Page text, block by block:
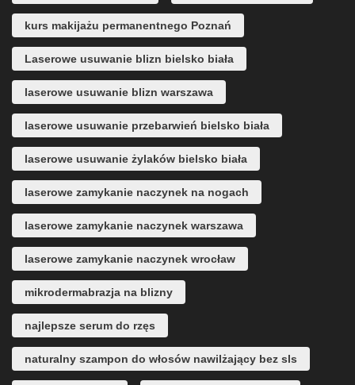
kurs makijażu permanentnego Poznań
Laserowe usuwanie blizn bielsko biała
laserowe usuwanie blizn warszawa
laserowe usuwanie przebarwień bielsko biała
laserowe usuwanie żylaków bielsko biała
laserowe zamykanie naczynek na nogach
laserowe zamykanie naczynek warszawa
laserowe zamykanie naczynek wrocław
mikrodermabrazja na blizny
najlepsze serum do rzęs
naturalny szampon do włosów nawilżający bez sls